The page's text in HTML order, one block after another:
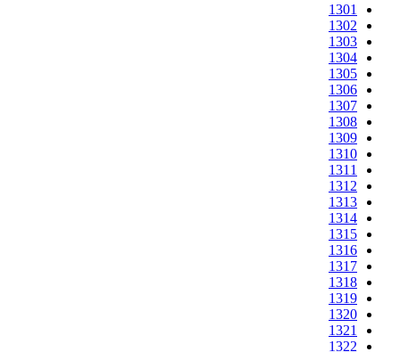
1301
1302
1303
1304
1305
1306
1307
1308
1309
1310
1311
1312
1313
1314
1315
1316
1317
1318
1319
1320
1321
1322